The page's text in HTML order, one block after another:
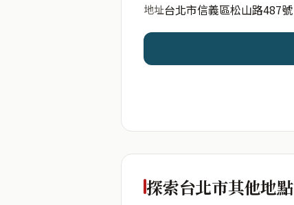
地址台北市信義區松山路487號
探索台北市其他地點